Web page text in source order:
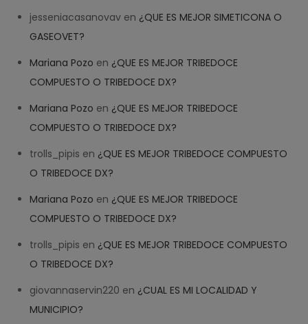
jesseniacasanovav en ¿QUE ES MEJOR SIMETICONA O
GASEOVET?
Mariana Pozo en ¿QUE ES MEJOR TRIBEDOCE
COMPUESTO O TRIBEDOCE DX?
Mariana Pozo en ¿QUE ES MEJOR TRIBEDOCE
COMPUESTO O TRIBEDOCE DX?
trolls_pipis en ¿QUE ES MEJOR TRIBEDOCE COMPUESTO
O TRIBEDOCE DX?
Mariana Pozo en ¿QUE ES MEJOR TRIBEDOCE
COMPUESTO O TRIBEDOCE DX?
trolls_pipis en ¿QUE ES MEJOR TRIBEDOCE COMPUESTO
O TRIBEDOCE DX?
giovannaservin220 en ¿CUAL ES MI LOCALIDAD Y
MUNICIPIO?
07:47